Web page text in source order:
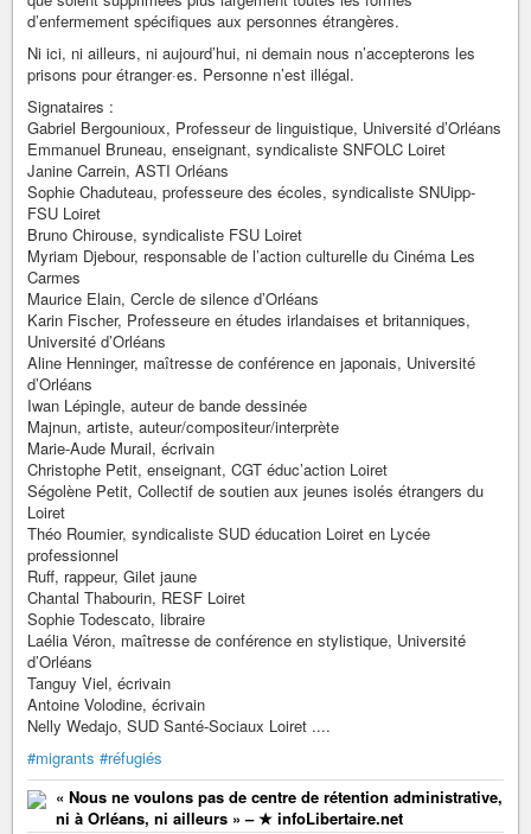
d’enfermement spécifiques aux personnes étrangères.
Ni ici, ni ailleurs, ni aujourd’hui, ni demain nous n’accepterons les
prisons pour étranger·es. Personne n’est illégal.
Signataires :
Gabriel Bergounioux, Professeur de linguistique, Université d’Orléans
Emmanuel Bruneau, enseignant, syndicaliste SNFOLC Loiret
Janine Carrein, ASTI Orléans
Sophie Chaduteau, professeure des écoles, syndicaliste SNUipp-
FSU Loiret
Bruno Chirouse, syndicaliste FSU Loiret
Myriam Djebour, responsable de l’action culturelle du Cinéma Les
Carmes
Maurice Elain, Cercle de silence d’Orléans
Karin Fischer, Professeure en études irlandaises et britanniques,
Université d’Orléans
Aline Henninger, maîtresse de conférence en japonais, Université
d’Orléans
Iwan Lépingle, auteur de bande dessinée
Majnun, artiste, auteur/compositeur/interprète
Marie-Aude Murail, écrivain
Christophe Petit, enseignant, CGT éduc’action Loiret
Ségolène Petit, Collectif de soutien aux jeunes isolés étrangers du
Loiret
Théo Roumier, syndicaliste SUD éducation Loiret en Lycée
professionnel
Ruff, rappeur, Gilet jaune
Chantal Thabourin, RESF Loiret
Sophie Todescato, libraire
Laélia Véron, maîtresse de conférence en stylistique, Université
d’Orléans
Tanguy Viel, écrivain
Antoine Volodine, écrivain
Nelly Wedajo, SUD Santé-Sociaux Loiret ....
#migrants #réfugiés
« Nous ne voulons pas de centre de rétention administrative,
ni à Orléans, ni ailleurs » – ★ infoLibertaire.net